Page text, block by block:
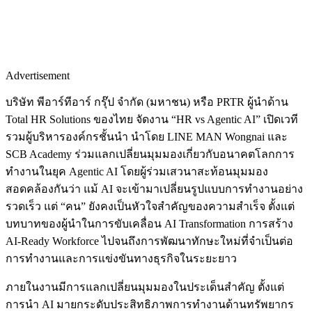
Advertisement
บริษัท พีอาร์ทีอาร์ กรุ๊ป จำกัด (มหาชน) หรือ PRTR ผู้นำด้าน
Total HR Solutions ของไทย จัดงาน “HR vs Agentic AI” เปิดเวที
รวมผู้บริหารองค์กรชั้นนำ นำโดย LINE MAN Wongnai และ
SCB Academy ร่วมแลกเปลี่ยนมุมมองเกี่ยวกับอนาคตโลกการ
ทำงานในยุค Agentic AI โดยผู้ร่วมเสวนาสะท้อนมุมมอง
สอดคล้องกันว่า แม้ AI จะเข้ามาเปลี่ยนรูปแบบการทำงานอย่าง
รวดเร็ว แต่ “คน” ยังคงเป็นหัวใจสำคัญของความสำเร็จ ตั้งแต่
บทบาทของผู้นำในการขับเคลื่อน AI Transformation การสร้าง
AI-Ready Workforce ไปจนถึงการพัฒนาทักษะใหม่ที่จำเป็นต่อ
การทำงานและการแข่งขันทางธุรกิจในระยะยาว
ภายในงานมีการแลกเปลี่ยนมุมมองในประเด็นสำคัญ ตั้งแต่
การนำ AI มายกระดับประสิทธิภาพการทำงานด้านทรัพยากร